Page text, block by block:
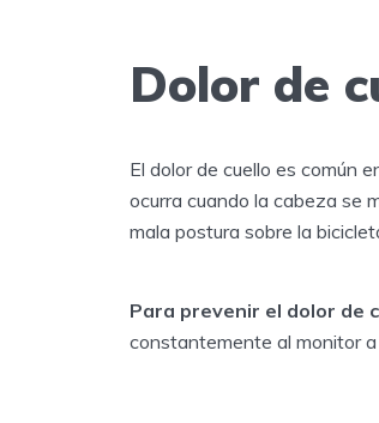
Dolor de
El dolor de cuello es común
ocurra cuando la cabeza se
mala postura sobre la
Para prevenir el dolor de
constantemente al monitor